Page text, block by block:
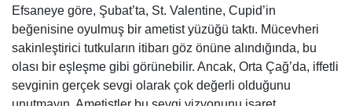
Efsaneye göre, Şubat’ta, St. Valentine, Cupid’in
beğenisine oyulmuş bir ametist yüzüğü taktı. Mücevheri
sakinleştirici tutkuların itibarı göz önüne alındığında, bu
olası bir eşleşme gibi görünebilir. Ancak, Orta Çağ’da, iffetli
sevginin gerçek sevgi olarak çok değerli olduğunu